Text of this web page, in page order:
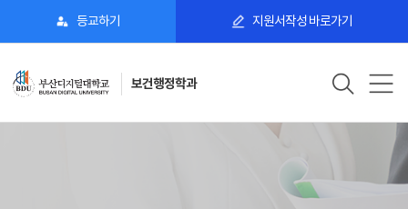
등교하기 지원서작성 바로가기
보건행정학과